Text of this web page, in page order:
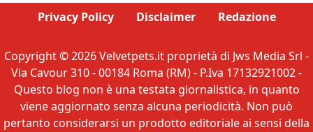
Privacy Policy Disclaimer Redazione
Copyright © 2026 Velvetpets.it proprietà di Jws Media Srl -
Via Cavour 310 - 00184 Roma (RM) - P.Iva 17132921002 -
Questo blog non è una testata giornalistica, in quanto
viene aggiornato senza alcuna periodicità. Non può
pertanto considerarsi un prodotto editoriale ai sensi della